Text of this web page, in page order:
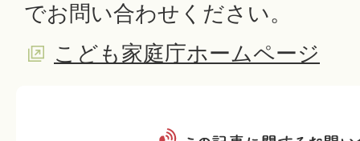
でお問い合わせください。
こども家庭庁ホームページ